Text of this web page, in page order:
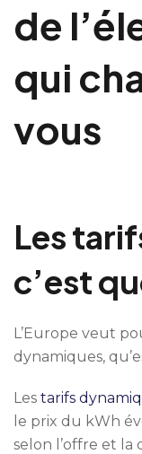
de
qui
vous
Les
c’est
L’Europe veut
dynamiques,
Les tarifs
le prix du kWh
selon l’offre et la